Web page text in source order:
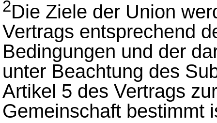
2Die Ziele der Union
Vertrags entsprechend
Bedingungen und der
unter Beachtung des
Artikel 5 des Vertrags
Gemeinschaft bestimmt